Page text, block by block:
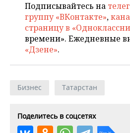
Подписывайтесь на
группу «ВКонтакте»,
страницу в
времени». Ежедневные
«Дзене».
Бизнес Татарстан
Поделитесь в соцсетях